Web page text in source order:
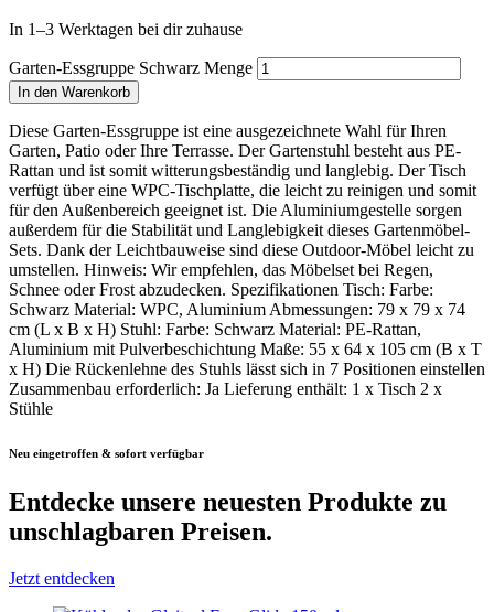
In 1–3 Werktagen bei dir zuhause
Garten-Essgruppe Schwarz Menge
In den Warenkorb
Diese Garten-Essgruppe ist eine ausgezeichnete Wahl für Ihren
Garten, Patio oder Ihre Terrasse. Der Gartenstuhl besteht aus PE-
Rattan und ist somit witterungsbeständig und langlebig. Der Tisch
verfügt über eine WPC-Tischplatte, die leicht zu reinigen und somit
für den Außenbereich geeignet ist. Die Aluminiumgestelle sorgen
außerdem für die Stabilität und Langlebigkeit dieses Gartenmöbel-
Sets. Dank der Leichtbauweise sind diese Outdoor-Möbel leicht zu
umstellen. Hinweis: Wir empfehlen, das Möbelset bei Regen,
Schnee oder Frost abzudecken. Spezifikationen Tisch: Farbe:
Schwarz Material: WPC, Aluminium Abmessungen: 79 x 79 x 74
cm (L x B x H) Stuhl: Farbe: Schwarz Material: PE-Rattan,
Aluminium mit Pulverbeschichtung Maße: 55 x 64 x 105 cm (B x T
x H) Die Rückenlehne des Stuhls lässt sich in 7 Positionen einstellen
Zusammenbau erforderlich: Ja Lieferung enthält: 1 x Tisch 2 x
Stühle
Neu eingetroffen & sofort verfügbar
Entdecke unsere neuesten Produkte zu
unschlagbaren Preisen.
Jetzt entdecken